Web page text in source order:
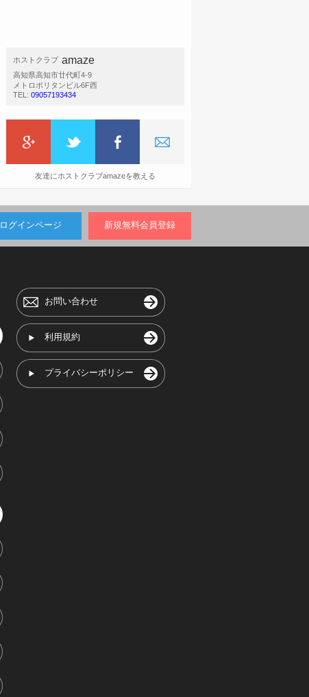
ホストクラブ amaze
高知県高知市廿代町4-9
メトロポリタンビル6F西
TEL: 09057193434
友達にホストクラブamazeを教える
ログインページ 新規無料会員登録
お問い合わせ
利用規約
プライバシーポリシー